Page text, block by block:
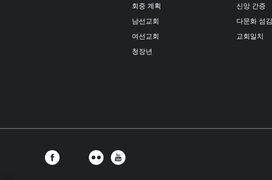
회중 계획
남선교회
여선교회
청장년
신앙 간증
다문화 섬김
교회일치